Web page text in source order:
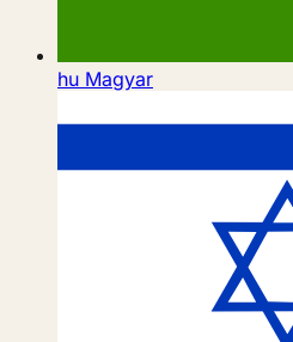
hu Magyar